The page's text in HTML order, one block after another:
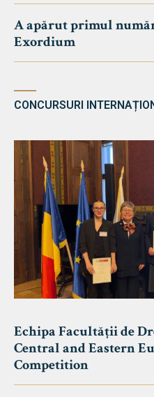
A apărut primul
Exordium
CONCURSURI
Echipa Facultății de
Central and Eastern
Competition